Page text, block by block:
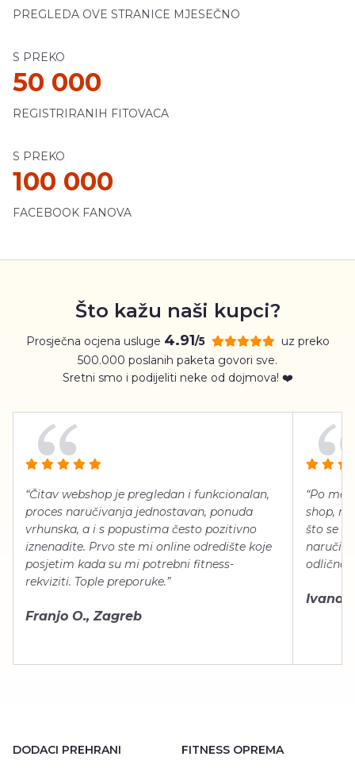
PREGLEDA OVE STRANICE MJESEČNO
S PREKO
50 000
REGISTRIRANIH FITOVACA
S PREKO
100 000
FACEBOOK FANOVA
Što kažu naši kupci?
Prosječna ocjena usluge 4.91/5
uz preko
500.000 poslanih paketa govori sve.
Sretni smo i podijeliti neke od dojmova! ❤️
“Čitav webshop je pregledan i funkcionalan,
proces naručivanja jednostavan, ponuda
vrhunska, a i s popustima često pozitivno
iznenadite. Prvo ste mi online odredište koje
posjetim kada su mi potrebni fitness-
rekviziti. Tople preporuke.”
Franjo O., Zagreb
“Po
shop,
što se
naručiti,
odlično
Ivana
DODACI PREHRANI FITNESS OPREMA